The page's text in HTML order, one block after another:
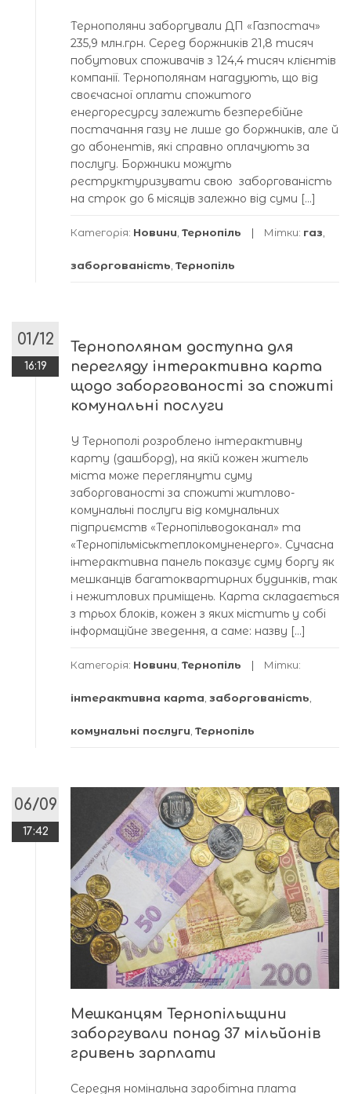
Тернополяни заборгували ДП «Газпостач»
235,9 млн.грн. Серед боржників 21,8 тисяч
побутових споживачів з 124,4 тисяч клієнтів
компанії. Тернополянам нагадують, що від
своєчасної оплати спожитого
енергоресурсу залежить безперебійне
постачання газу не лише до боржників, але й
до абонентів, які справно оплачують за
послугу. Боржники можуть
реструктуризувати свою заборгованість
на строк до 6 місяців залежно від суми […]
Категорія: Новини, Тернопіль Мітки: газ,
заборгованість, Тернопіль
01/12
16:19
Тернополянам доступна для
перегляду інтерактивна карта
щодо заборгованості за спожиті
комунальні послуги
У Тернополі розроблено інтерактивну
карту (дашборд), на якій кожен житель
міста може переглянути суму
заборгованості за спожиті житлово-
комунальні послуги від комунальних
підприємств «Тернопільводоканал» та
«Тернопільміськтеплокомуненерго». Сучасна
інтерактивна панель показує суму боргу як
мешканців багатоквартирних будинків, так
і нежитлових приміщень. Карта складається
з трьох блоків, кожен з яких містить у собі
інформаційне зведення, а саме: назву […]
Категорія: Новини, Тернопіль Мітки:
інтерактивна карта, заборгованість,
комунальні послуги, Тернопіль
06/09
17:42
Мешканцям Тернопільщини
заборгували понад 37 мільйонів
гривень зарплати
Середня номінальна заробітна плата